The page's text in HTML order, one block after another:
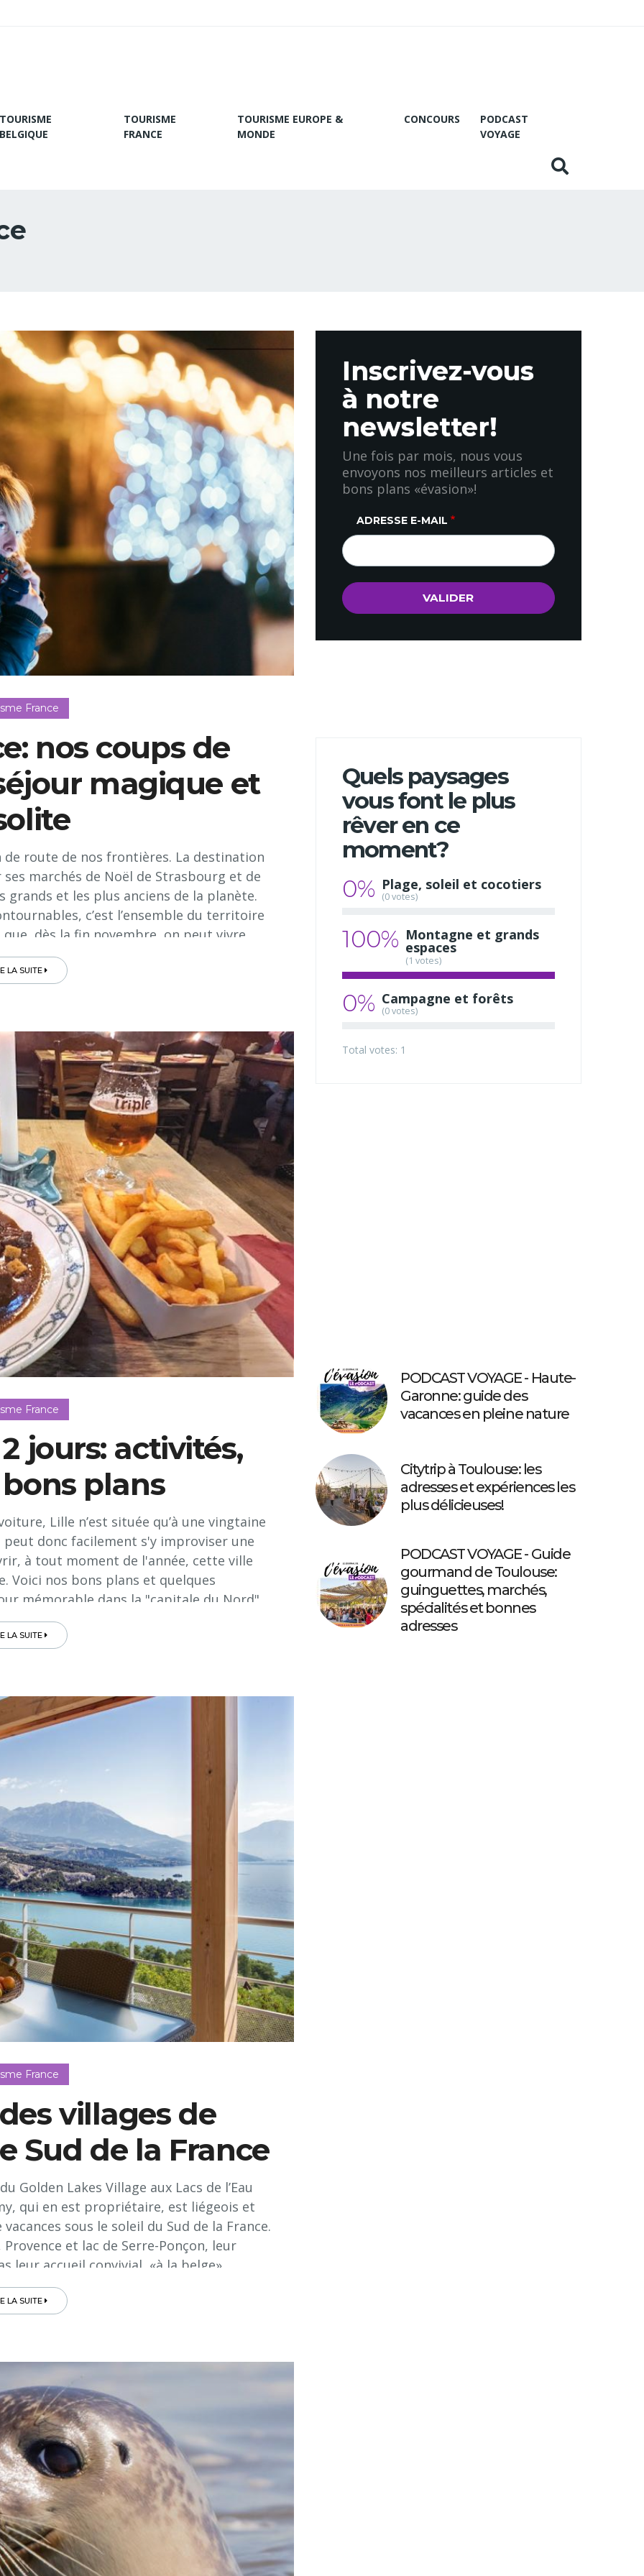
TOURISME
FRANCE
TOURISME EUROPE &
MONDE
CONCOURS
PODCAST
VOYAGE
France
nos coups de
magique et
de route de nos frontières. La destination
marchés de Noël de Strasbourg et de
et les plus anciens de la planète.
c’est l’ensemble du territoire
dès la fin novembre, on peut vivre...
LA SUITE
France
jours: activités,
plans
Lille n’est située qu’à une vingtaine
donc facilement s'y improviser une
à tout moment de l'année, cette ville
Voici nos bons plans et quelques
mémorable dans la "capitale du Nord"...
LA SUITE
France
villages de
Sud de la France
Golden Lakes Village aux Lacs de l’Eau
qui en est propriétaire, est liégeois et
sous le soleil du Sud de la France.
et lac de Serre-Ponçon, leur
leur accueil convivial, «à la belge»…
LA SUITE
Inscrivez-vous
à notre
newsletter!
Une fois par mois, nous vous
envoyons nos meilleurs articles et
bons plans «évasion»!
ADRESSE E-MAIL
Quels paysages
vous font le plus
rêver en ce
moment?
0% Plage, soleil et cocotiers
(0 votes)
100% Montagne et grands
espaces
(1 votes)
0% Campagne et forêts
(0 votes)
Total votes: 1
PODCAST VOYAGE - Haute-
Garonne: guide des
vacances en pleine nature
Citytrip à Toulouse: les
adresses et expériences les
plus délicieuses!
PODCAST VOYAGE - Guide
gourmand de Toulouse:
guinguettes, marchés,
spécialités et bonnes
adresses